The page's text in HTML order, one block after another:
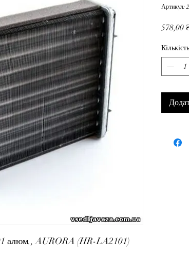
алюм., AURORA (HR-LA2101)
Артикул:
578,00
Кількість